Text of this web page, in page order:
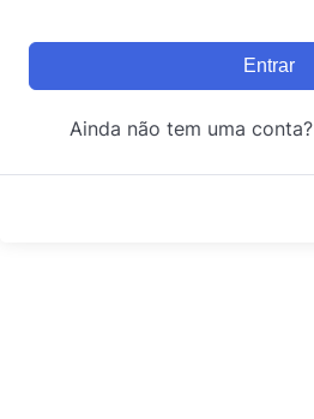
Entrar
Ainda não tem uma conta?